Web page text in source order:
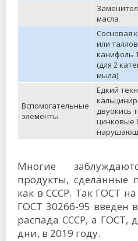
масла
Сосновая
или
канифоль
(для 2
мыла)
Вспомогательные
элементы
Едкий
двуокись
цинковые
Многие
продукты, сделанные
как в СССР. Так ГОСТ
ГОСТ 30266-95 введен
распада СССР, а
дни, в 2019 году.